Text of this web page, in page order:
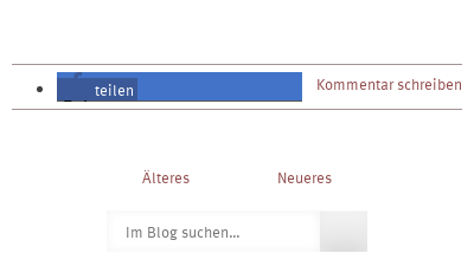
teilen
teilen
Kommentar schreiben
Älteres
Neueres